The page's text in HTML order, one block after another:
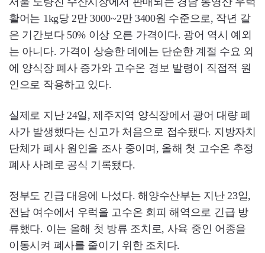
활어는 1kg당 2만 3000~2만 3400원 수준으로, 작년 같
은 기간보다 50% 이상 오른 가격이다. 광어 역시 예외
는 아니다. 가격이 상승한 데에는 단순한 계절 수요 외
에 양식장 폐사 증가와 고수온 경보 발령이 직접적 원
인으로 작용하고 있다.
실제로 지난 24일, 제주지역 양식장에서 광어 대량 폐
사가 발생했다는 신고가 처음으로 접수됐다. 지방자치
단체가 폐사 원인을 조사 중이며, 올해 첫 고수온 추정
폐사 사례로 공식 기록됐다.
정부도 긴급 대응에 나섰다. 해양수산부는 지난 23일,
전남 여수에서 우럭을 고수온 회피 해역으로 긴급 방
류했다. 이는 올해 첫 방류 조치로, 사육 중인 어종을
이동시켜 폐사를 줄이기 위한 조치다.